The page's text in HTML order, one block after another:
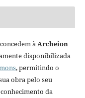
àArcheion
disponibilizada
, permitindo o
obra pelo seu
da